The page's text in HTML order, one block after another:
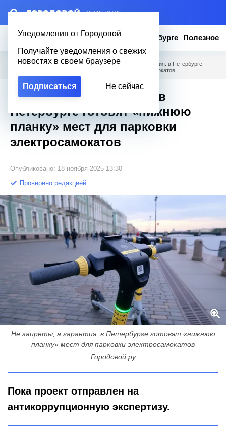
– НОВОСТИ ДНЯ
Уведомления от Городовой
Получайте уведомления о свежих
новостях в своем браузере
Подписаться Не сейчас
Новости Эксклюзив Вопросы о Петербурге Полезное
Городовой Новости Петербурга / Не запреты, а гарантия: в Петербурге
готовят «нижнюю планку» мест для парковки электросамокатов
Не запреты, а гарантия: в
Петербурге готовят «нижнюю
планку» мест для парковки
электросамокатов
Опубликовано: 18 ноября 2025 13:30
Проверено редакцией
Не запреты, а гарантия: в Петербурге готовят «нижнюю
планку» мест для парковки электросамокатов
Городовой ру
Пока проект отправлен на
антикоррупционную экспертизу.